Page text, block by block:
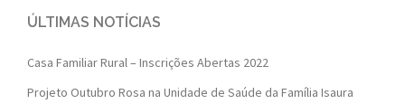
ÚLTIMAS NOTÍCIAS
Casa Familiar Rural – Inscrições Abertas 2022
Projeto Outubro Rosa na Unidade de Saúde da Família Isaura